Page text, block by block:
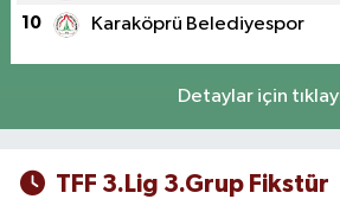
10 Karaköprü Belediyespor
Detaylar için
TFF 3.Lig 3.Grup Fikstür